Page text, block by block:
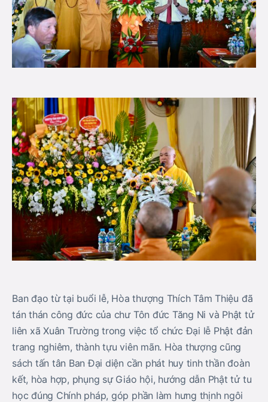
Ban đạo từ tại buổi lễ, Hòa thượng Thích Tâm Thiệu đã
tán thán công đức của chư Tôn đức Tăng Ni và Phật tử
liên xã Xuân Trường trong việc tổ chức Đại lễ Phật đản
trang nghiêm, thành tựu viên mãn. Hòa thượng cũng
sách tấn tân Ban Đại diện cần phát huy tinh thần đoàn
kết, hòa hợp, phụng sự Giáo hội, hướng dẫn Phật tử tu
học đúng Chính pháp, góp phần làm hưng thịnh ngôi